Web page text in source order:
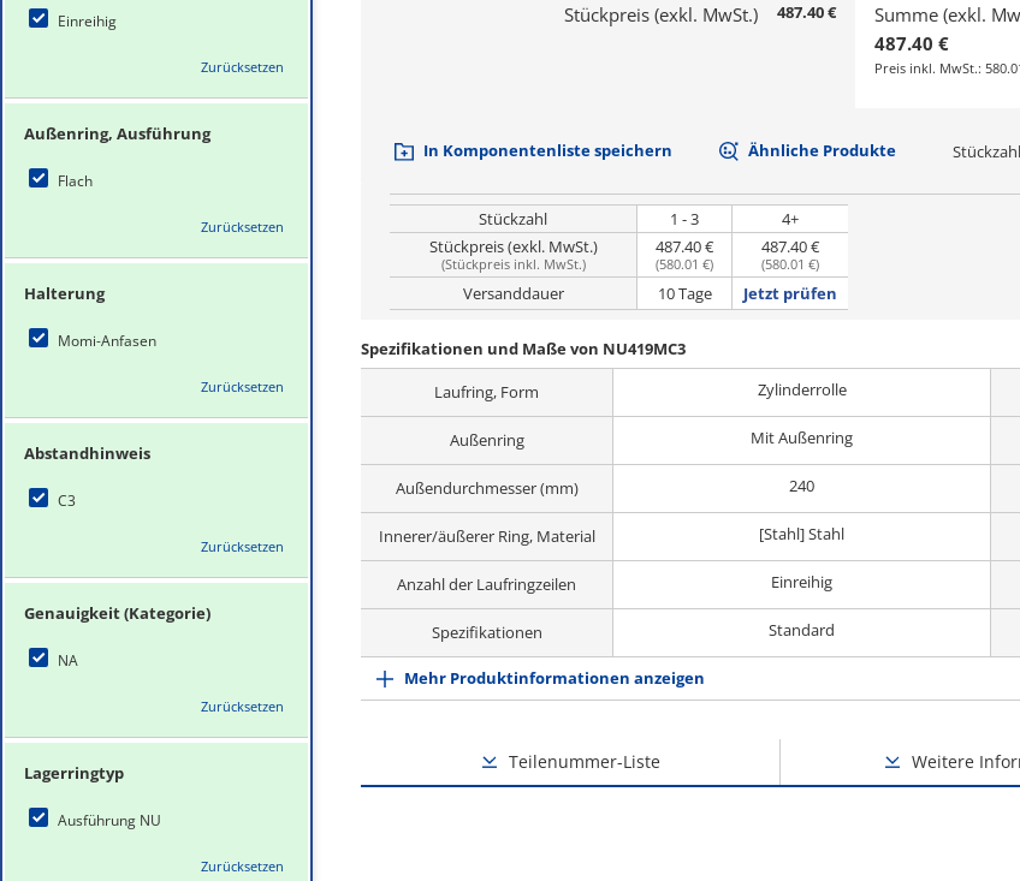
Einreihig
Zurücksetzen
Außenring, Ausführung
Flach
Zurücksetzen
Halterung
Momi-Anfasen
Zurücksetzen
Abstandhinweis
C3
Zurücksetzen
Genauigkeit (Kategorie)
NA
Zurücksetzen
Lagerringtyp
Ausführung NU
Zurücksetzen
Stückpreis (exkl. MwSt.) 487.40 €
Summe (exkl.
487.40 €
Preis inkl. MwSt.:
In Komponentenliste speichern Ähnliche Produkte
Stückzahl 1 - 3
4+
Stückpreis (exkl. MwSt.)
(Stückpreis inkl. MwSt.)
487.40 €
(580.01 €)
487.40 €
(580.01 €)
Versanddauer 10 Tage Jetzt prüfen
Spezifikationen und Maße von NU419MC3
Laufring, Form
Zylinderrolle
Außenring Mit Außenring
Außendurchmesser (mm) 240
Innerer/äußerer Ring, Material [Stahl] Stahl
Anzahl der Laufringzeilen Einreihig
Spezifikationen Standard
Mehr Produktinformationen anzeigen
Teilenummer-Liste Weitere